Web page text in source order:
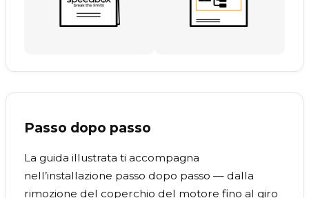
Passo dopo passo
La guida illustrata ti accompagna
nell’installazione passo dopo passo — dalla
rimozione del coperchio del motore fino al giro